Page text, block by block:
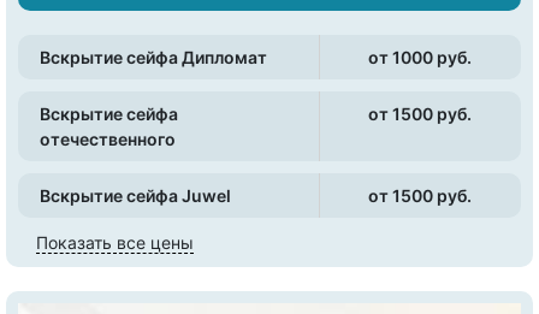
Вскрытие сейфа Дипломат от 1000 pуб.
Вскрытие сейфа
отечественного
от 1500 pуб.
Вскрытие сейфа Juwel от 1500 pуб.
Показать все цены